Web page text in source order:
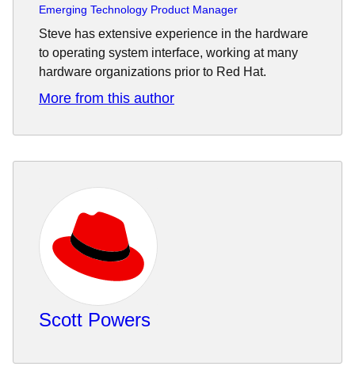
Emerging Technology Product Manager
Steve has extensive experience in the hardware
to operating system interface, working at many
hardware organizations prior to Red Hat.
More from this author
Scott Powers